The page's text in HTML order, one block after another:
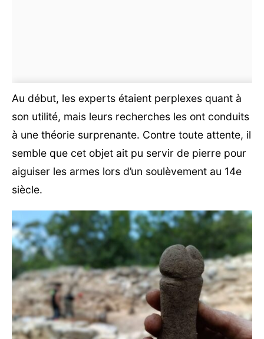
Au début, les experts étaient perplexes quant à
son utilité, mais leurs recherches les ont conduits
à une théorie surprenante. Contre toute attente, il
semble que cet objet ait pu servir de pierre pour
aiguiser les armes lors d’un soulèvement au 14e
siècle.